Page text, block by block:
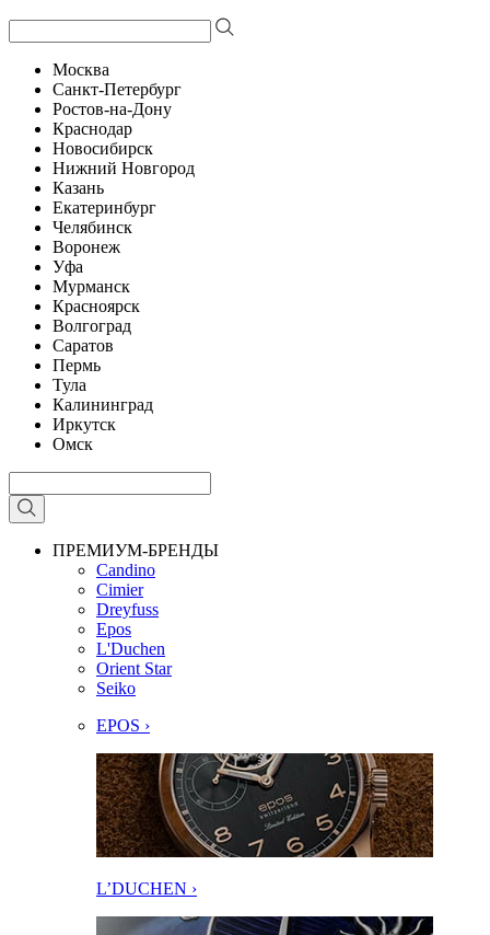
Москва
Санкт-Петербург
Ростов-на-Дону
Краснодар
Новосибирск
Нижний Новгород
Казань
Екатеринбург
Челябинск
Воронеж
Уфа
Мурманск
Красноярск
Волгоград
Саратов
Пермь
Тула
Калининград
Иркутск
Омск
ПРЕМИУМ-БРЕНДЫ
Candino
Cimier
Dreyfuss
Epos
L'Duchen
Orient Star
Seiko
EPOS ›
L’DUCHEN ›